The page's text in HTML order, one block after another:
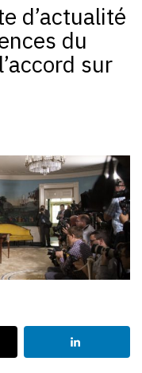
d’actualité
du
sur